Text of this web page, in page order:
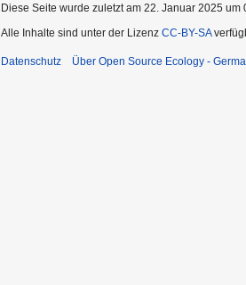
Diese Seite wurde zuletzt am 22. Januar 2025 um
Alle Inhalte sind unter der Lizenz CC-BY-SA
Datenschutz Über Open Source Ecology -